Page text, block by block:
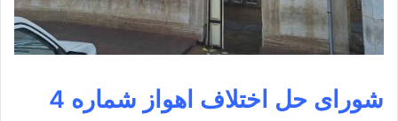
شورای حل اختلاف اهواز شماره 4